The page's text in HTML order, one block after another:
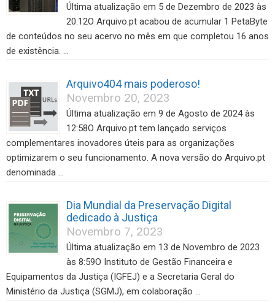
Última atualização em 5 de Dezembro de 2023 às
20:12O Arquivo.pt acabou de acumular 1 PetaByte
de conteúdos no seu acervo no mês em que completou 16 anos
de existência. …
Arquivo404 mais poderoso!
Novembro 20, 2023
Última atualização em 9 de Agosto de 2024 às
12:58O Arquivo.pt tem lançado serviços
complementares inovadores úteis para as organizações
optimizarem o seu funcionamento. A nova versão do Arquivo.pt
denominada …
Dia Mundial da Preservação Digital
dedicado à Justiça
Novembro 7, 2023
Última atualização em 13 de Novembro de 2023
às 8:59O Instituto de Gestão Financeira e
Equipamentos da Justiça (IGFEJ) e a Secretaria Geral do
Ministério da Justiça (SGMJ), em colaboração …